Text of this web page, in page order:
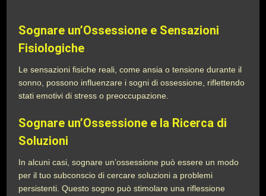
Sognare un’Ossessione e Sensazioni
Fisiologiche
Le sensazioni fisiche reali, come ansia o tensione durante il
sonno, possono influenzare i sogni di ossessione, riflettendo
stati emotivi di stress o preoccupazione.
Sognare un’Ossessione e la Ricerca di
Soluzioni
In alcuni casi, sognare un’ossessione può essere un modo
per il tuo subconscio di cercare soluzioni a problemi
persistenti. Questo sogno può stimolare una riflessione